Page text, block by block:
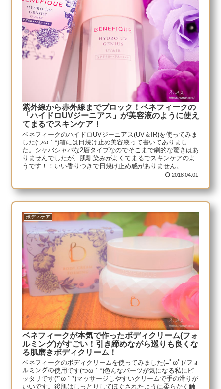
紫外線から赤外線までブロック！ベネフィークの
「ハイドロUVジーニアス」が美容液のように使え
てまるでスキンケア！
ベネフィークのハイドロUVジーニアス(UV＆IR)を使ってみま
した(つω｀*)箱には日焼け止め美容液って書いてありまし
た。シャバシャバな2層タイプなのでそこまで劇的な驚きはあ
りませんでしたが、肌馴染みがよくてまるでスキンケアのよ
うです！！いい香りつきで日焼け止め感がありません。
2018.04.01
ボディケア
ベネフィークが本気で作ったボディクリーム(フォ
ルミング)がすごい！引き締めながら巡りも良くな
る肌磨きボディクリーム！
ベネフィークのボディクリームを使ってみました(=ﾟωﾟ)ﾉフォ
ルミングの使用です(つω｀*)色んなパーツが気になる私にピ
ッタリです(*´ω｀*)マッサージしやすいクリームで手の滑りが
いいです。後肌はしっとりしてほぐされたように柔らかく触